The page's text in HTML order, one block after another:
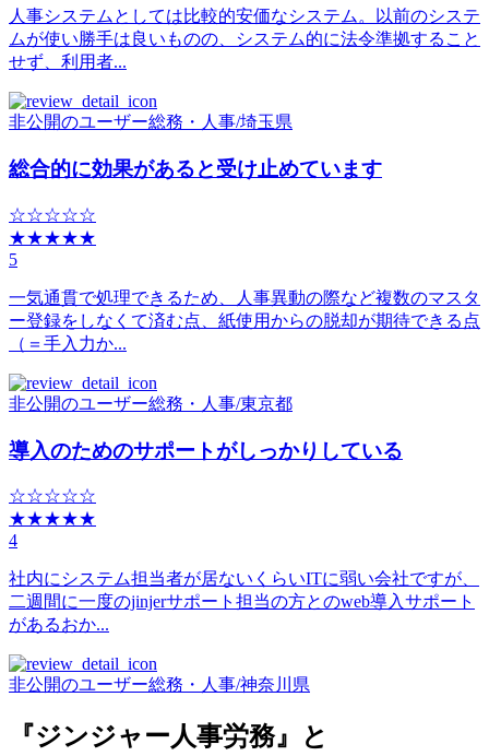
人事システムとしては比較的安価なシステム。以前のシステ
ムが使い勝手は良いものの、システム的に法令準拠すること
せず、利用者...
非公開のユーザー総務・人事/埼玉県
総合的に効果があると受け止めています
☆☆☆☆☆
★★★★★
5
一気通貫で処理できるため、人事異動の際など複数のマスタ
ー登録をしなくて済む点、紙使用からの脱却が期待できる点
（＝手入力か...
非公開のユーザー総務・人事/東京都
導入のためのサポートがしっかりしている
☆☆☆☆☆
★★★★★
4
社内にシステム担当者が居ないくらいITに弱い会社ですが、
二週間に一度のjinjerサポート担当の方とのweb導入サポート
があるおか...
非公開のユーザー総務・人事/神奈川県
『ジンジャー人事労務』と